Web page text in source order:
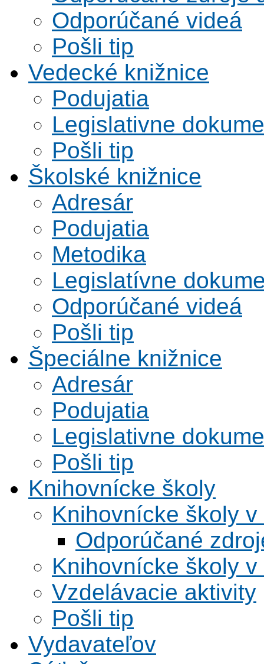
Odporúčané videá
Pošli tip
Vedecké knižnice
Podujatia
Legislativne
Pošli tip
Školské knižnice
Adresár
Podujatia
Metodika
Legislatívne
Odporúčané videá
Pošli tip
Špeciálne knižnice
Adresár
Podujatia
Legislativne
Pošli tip
Knihovnícke školy
Knihovnícke školy v
Odporúčané
Knihovnícke školy v
Vzdelávacie aktivity
Pošli tip
Vydavateľov